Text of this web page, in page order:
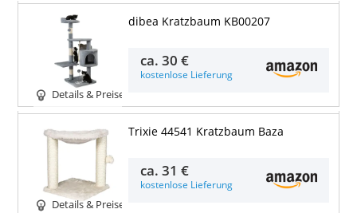
Details & Preise
dibea Kratzbaum KB00207
ca.30 €
kostenlose Lieferung
Details & Preise
Trixie 44541 Kratzbaum Baza
ca.31 €
kostenlose Lieferung